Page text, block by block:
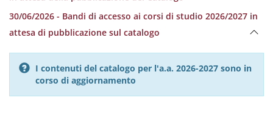
30/06/2026 - Bandi di accesso ai corsi di studio 2026/2027 in
attesa di pubblicazione sul catalogo
I contenuti del catalogo per l'a.a. 2026-2027 sono in
corso di aggiornamento